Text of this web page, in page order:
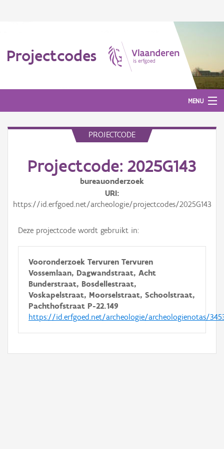
Projectcodes
MENU
PROJECTCODE
Projectcode: 2025G143
bureauonderzoek
URI
https://id.erfgoed.net/archeologie/projectcodes/2025G143
Deze projectcode wordt gebruikt in:
Vooronderzoek Tervuren Tervuren
Vossemlaan, Dagwandstraat, Acht
Bunderstraat, Bosdellestraat,
Voskapelstraat, Moorselstraat, Schoolstraat,
Pachthofstraat P-22.149
https://id.erfgoed.net/archeologie/archeologienotas/